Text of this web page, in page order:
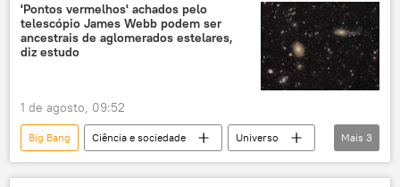
'Pontos vermelhos' achados pelo
telescópio James Webb podem ser
ancestrais de aglomerados estelares,
diz estudo
1 de agosto, 09:52
Big Bang Ciência e sociedade
Universo
galáxias
astronomia corpo celeste
Mais 3